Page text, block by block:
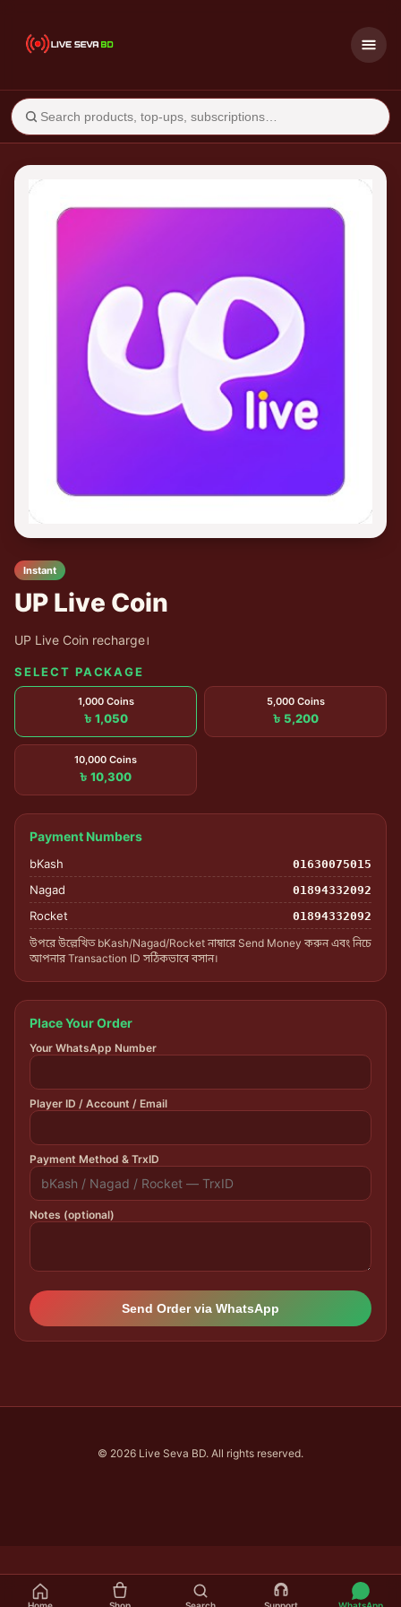
Instant
UP Live Coin
UP Live Coin recharge।
SELECT PACKAGE
1,000 Coins
৳ 1,050
5,000 Coins
৳ 5,200
10,000 Coins
৳ 10,300
Payment Numbers
bKash 01630075015
Nagad 01894332092
Rocket 01894332092
উপরে উল্লেখিত bKash/Nagad/Rocket নাম্বারে Send Money করুন এবং নিচে
আপনার Transaction ID সঠিকভাবে বসান।
Place Your Order
Your WhatsApp Number
Player ID / Account / Email
Payment Method & TrxID
Notes (optional)
Send Order via WhatsApp
© 2026 Live Seva BD. All rights reserved.